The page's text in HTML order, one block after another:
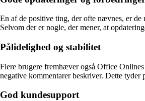
En af de positive ting, der ofte nævnes, er
Selvom der er nogle, der mener, at
Pålidelighed og stabilitet
Flere brugere fremhæver også Office
negative kommentarer beskriver. Dette
God kundesupport